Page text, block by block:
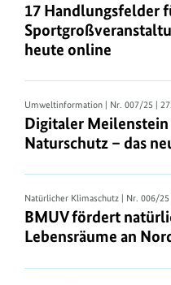
17 Handlungsfelder
heute online
Umweltinformation | Nr. 007/25 |
Digitaler
Naturschutz – das
Natürlicher Klimaschutz | Nr. 006/
BMUV fördert
Lebensräume an